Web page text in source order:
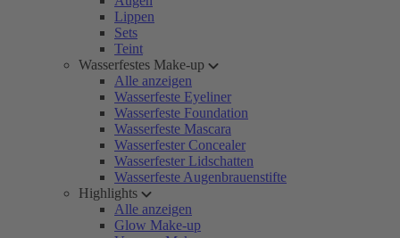
Lippen
Sets
Teint
Wasserfestes Make-up
Alle anzeigen
Wasserfeste Eyeliner
Wasserfeste Foundation
Wasserfeste Mascara
Wasserfester Concealer
Wasserfester Lidschatten
Wasserfeste Augenbrauenstifte
Highlights
Alle anzeigen
Glow Make-up